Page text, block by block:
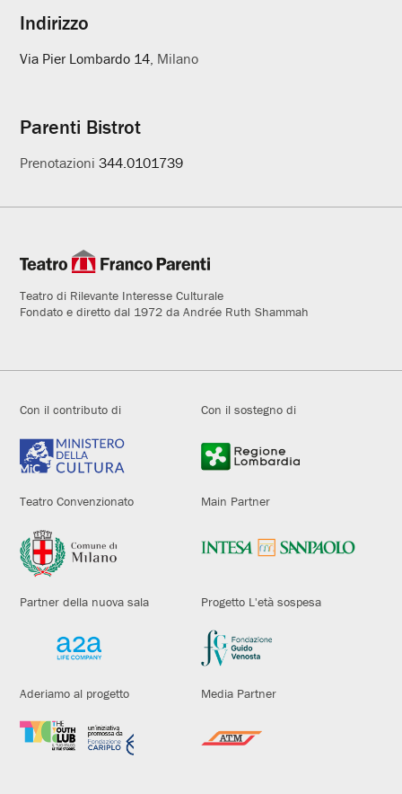
Indirizzo
Via Pier Lombardo 14, Milano
Parenti Bistrot
Prenotazioni344.0101739
Teatro di Rilevante Interesse Culturale
Fondato e diretto dal 1972 da Andrée Ruth Shammah
Con il contributo di Con il sostegno di
Teatro Convenzionato Main Partner
Partner della nuova sala Progetto L'età sospesa
Aderiamo al progetto Media Partner